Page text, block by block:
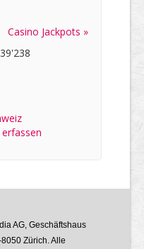
Casino Jackpots »
AG, Geschäftshaus
Zürich. Alle